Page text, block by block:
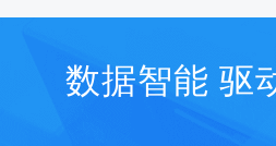
数据智能 驱